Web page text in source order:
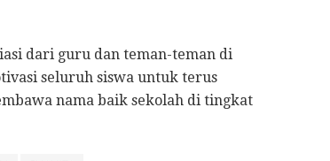
dari guru dan teman-teman di
seluruh siswa untuk terus
nama baik sekolah di tingkat